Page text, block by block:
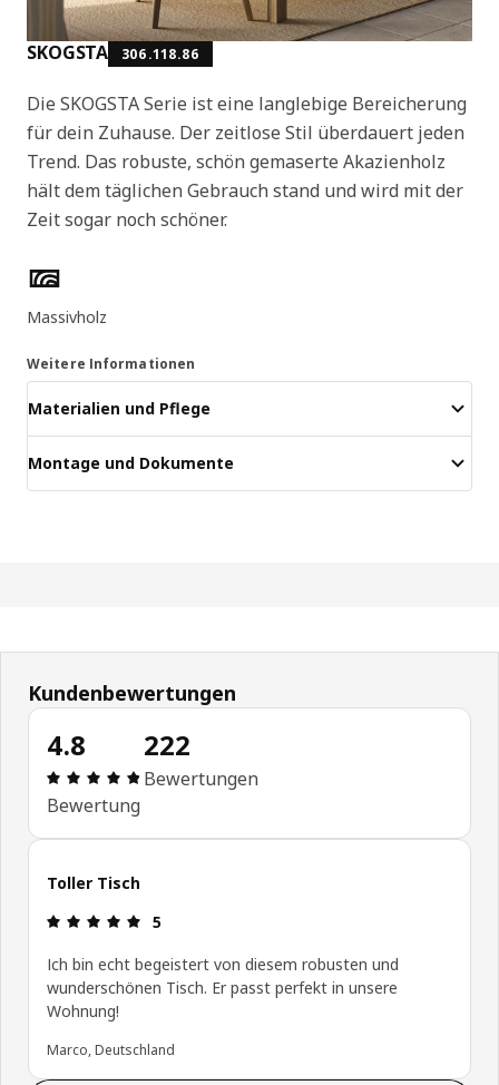
SKOGSTA 306.118.86
Die SKOGSTA Serie ist eine langlebige Bereicherung
für dein Zuhause. Der zeitlose Stil überdauert jeden
Trend. Das robuste, schön gemaserte Akazienholz
hält dem täglichen Gebrauch stand und wird mit der
Zeit sogar noch schöner.
Produktmerkmale
Massivholz
Weitere Informationen
Materialien und Pflege
Montage und Dokumente
Kundenbewertungen
4.8
Bewertung: 4.8 von 5 Sterne Alle Bewertungen:
Bewertung
222
Bewertungen
Toller Tisch
Bewertung: 5 von 5 Sterne
5
Ich bin echt begeistert von diesem robusten und
wunderschönen Tisch. Er passt perfekt in unsere
Wohnung!
Marco, Deutschland